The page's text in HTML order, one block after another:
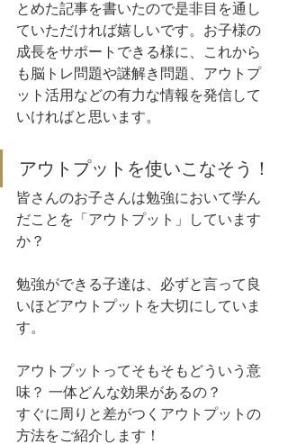
とめた記事を書いたので是非目を通し
ていただければ嬉しいです。お子様の
成長をサポートできる様に、これから
も脳トレ問題や謎解き問題、アウトプ
ット活用などの有力な情報を発信して
いければと思います。
アウトプットを使いこなそう！
皆さんのお子さんは勉強において学ん
だことを「アウトプット」しています
か？
勉強ができる子達は、必ずと言って良
いほどアウトプットを大切にしていま
す。
アウトプットってそもそもどういう意
味？ 一体どんな効果があるの？
すぐに周りと差がつくアウトプットの
方法をご紹介します！